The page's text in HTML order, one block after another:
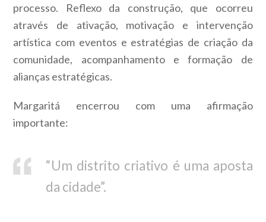
processo. Reflexo da construção, que ocorreu
através de ativação, motivação e intervenção
artística com eventos e estratégias de criação da
comunidade, acompanhamento e formação de
alianças estratégicas.
Margaritá encerrou com uma afirmação
importante:
“Um distrito criativo é uma aposta
da cidade”.